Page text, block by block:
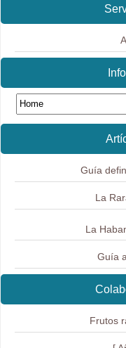
Guía
La
La
Guía
Frutos